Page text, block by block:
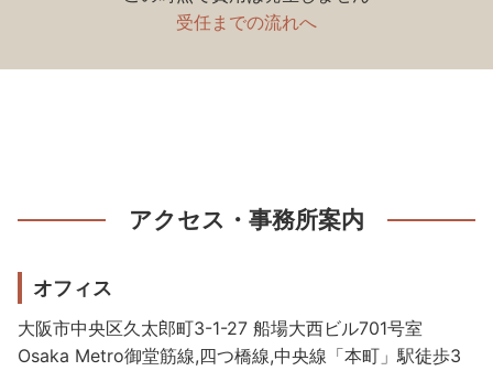
受任までの流れへ
アクセス・事務所案内
オフィス
大阪市中央区久太郎町3-1-27 船場大西ビル701号室
Osaka Metro御堂筋線,四つ橋線,中央線「本町」駅徒歩3